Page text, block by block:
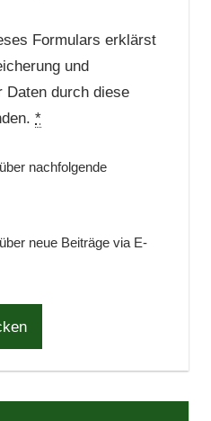
Formulars erklärst
und
Daten durch diese
*
nachfolgende
neue Beiträge via E-